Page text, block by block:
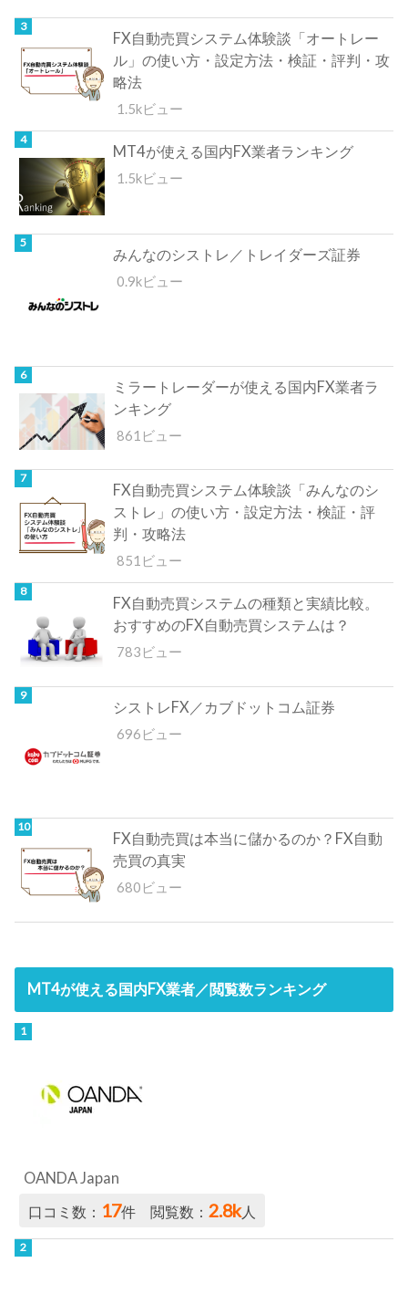
FX自動売買システム体験談「オートレー
ル」の使い方・設定方法・検証・評判・攻
略法
1.5kビュー
MT4が使える国内FX業者ランキング
1.5kビュー
みんなのシストレ／トレイダーズ証券
0.9kビュー
ミラートレーダーが使える国内FX業者ラ
ンキング
861ビュー
FX自動売買システム体験談「みんなのシ
ストレ」の使い方・設定方法・検証・評
判・攻略法
851ビュー
FX自動売買システムの種類と実績比較。
おすすめのFX自動売買システムは？
783ビュー
シストレFX／カブドットコム証券
696ビュー
FX自動売買は本当に儲かるのか？FX自動
売買の真実
680ビュー
MT4が使える国内FX業者／閲覧数ランキング
OANDA Japan
口コミ数： 17件 閲覧数：2.8k人